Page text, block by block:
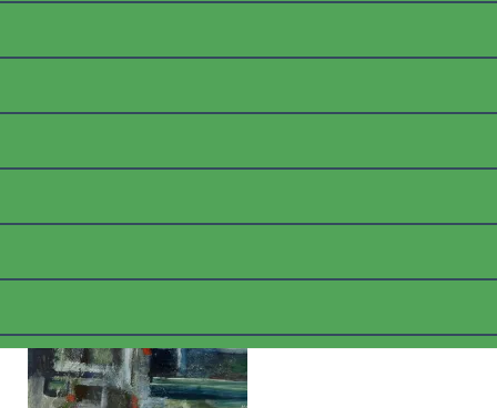
_1020250_WEB